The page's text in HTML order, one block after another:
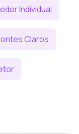
Individual
Claros